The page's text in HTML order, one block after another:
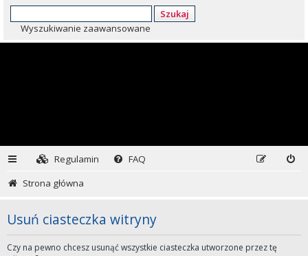
Szukaj
Wyszukiwanie zaawansowane
Regulamin
FAQ
Strona główna
Usuń ciasteczka witryny
Czy na pewno chcesz usunąć wszystkie ciasteczka utworzone przez tę